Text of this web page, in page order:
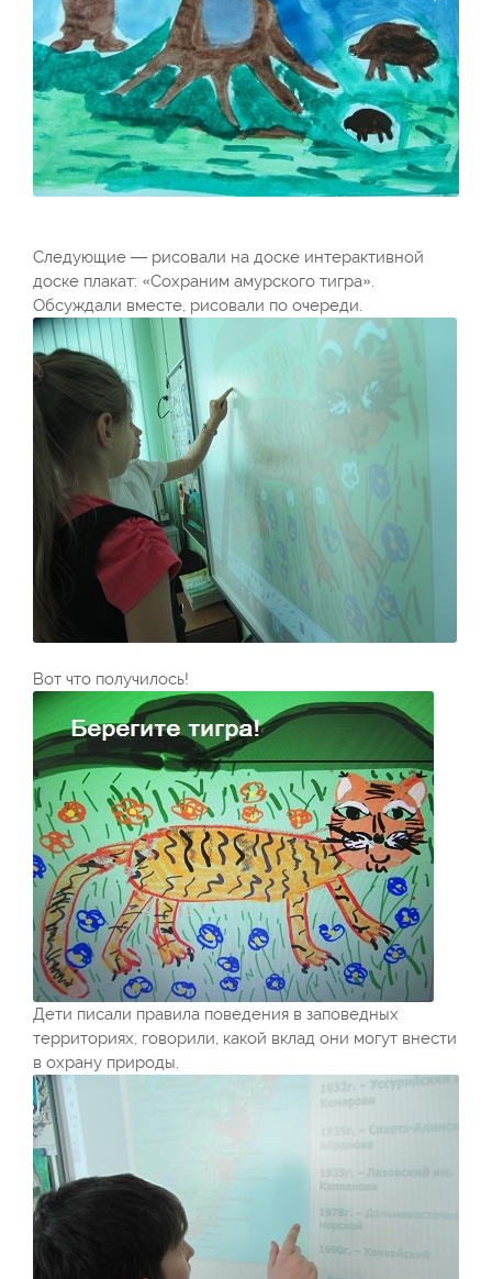
Следующие — рисовали на доске интерактивной
доске плакат: «Сохраним амурского тигра».
Обсуждали вместе, рисовали по очереди.
Вот что получилось!
Дети писали правила поведения в заповедных
территориях, говорили, какой вклад они могут внести
в охрану природы.